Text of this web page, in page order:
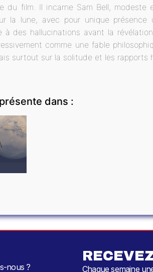
du film. Il incarne Sam Bell, modeste
la lune, avec pour unique
à des hallucinations avant la
comme une fable
surtout sur la solitude et les rapports
dans :
nous ? Chaque semaine